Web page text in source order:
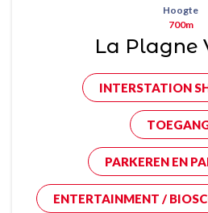
Hoogte
700m
La Plagne
INTERSTATION
PARKEREN EN
ENTERTAINMENT /